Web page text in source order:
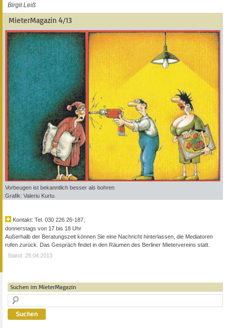
Birgit Leiß
MieterMagazin 4/13
Vorbeugen ist bekanntlich besser als bohren
Grafik: Valeriu Kurtu
Kontakt: Tel. 030 226 26-187,
donnerstags von 17 bis 18 Uhr
Außerhalb der Beratungszeit können Sie eine Nachricht hinterlassen, die Mediatoren
rufen zurück. Das Gespräch findet in den Räumen des Berliner Mietervereins statt.
Stand: 28.04.2013
Suchen im MieterMagazin